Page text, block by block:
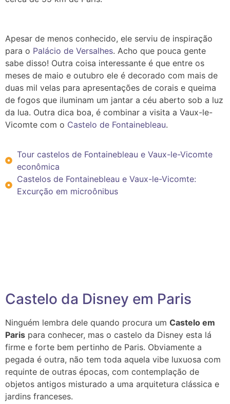
Apesar de menos conhecido, ele serviu de inspiração
para o Palácio de Versalhes. Acho que pouca gente
sabe disso! Outra coisa interessante é que entre os
meses de maio e outubro ele é decorado com mais de
duas mil velas para apresentações de corais e queima
de fogos que iluminam um jantar a céu aberto sob a luz
da lua. Outra dica boa, é combinar a visita a Vaux-le-
Vicomte com o Castelo de Fontainebleau.
Tour castelos de Fontainebleau e Vaux-le-Vicomte
econômica
Castelos de Fontainebleau e Vaux-le-Vicomte:
Excurção em microônibus
Castelo da Disney em Paris
Ninguém lembra dele quando procura um Castelo em
Paris para conhecer, mas o castelo da Disney esta lá
firme e forte bem pertinho de Paris. Obviamente a
pegada é outra, não tem toda aquela vibe luxuosa com
requinte de outras épocas, com contemplação de
objetos antigos misturado a uma arquitetura clássica e
jardins franceses.